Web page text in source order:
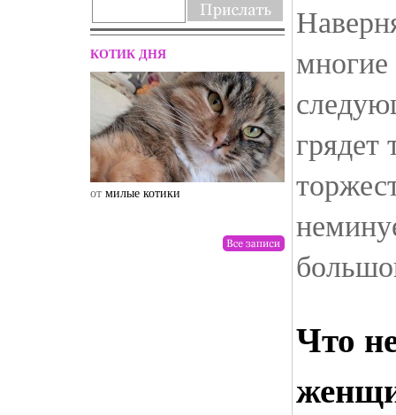
КОТИК ДНЯ
от милые котики от drunktwi
многие
грядет
Что